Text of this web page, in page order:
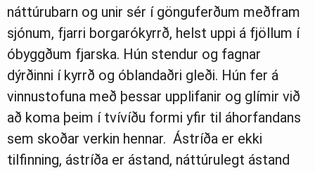
náttúrubarn og unir sér í gönguferðum meðfram
sjónum, fjarri borgarókyrrð, helst uppi á fjöllum í
óbyggðum fjarska. Hún stendur og fagnar
dýrðinni í kyrrð og óblandaðri gleði. Hún fer á
vinnustofuna með þessar upplifanir og glímir við
að koma þeim í tvívíðu formi yfir til áhorfandans
sem skoðar verkin hennar. Ástríða er ekki
tilfinning, ástríða er ástand, náttúrulegt ástand